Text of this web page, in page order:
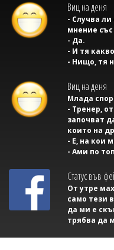
Виц на деня
- Случва ли
мнение
- Да.
- И тя
- Нищо, тя
Виц на деня
Млада
- Тренер,
започват
които на
- Е, на кои
- Ами по
Статус във
От утре
само тези
да ми е
трябва да